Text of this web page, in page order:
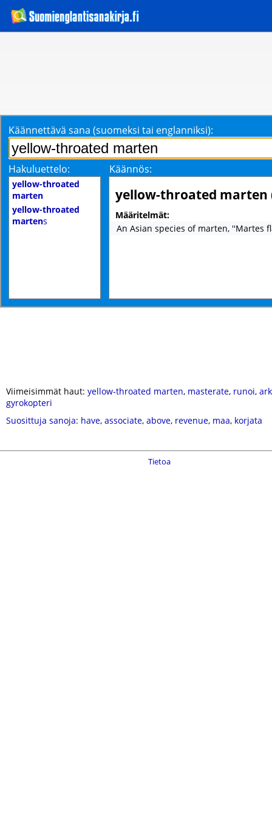
Käännettävä sana (suomeksi tai englanniksi):
Hakuluettelo: Käännös:
yellow-throated
marten
yellow-throated
martens
yellow-throated marten
Määritelmät:
An Asian species of marten, ''Martes
Viimeisimmät haut: yellow-throated marten, masterate, runoi,
gyrokopteri
Suosittuja sanoja: have, associate, above, revenue, maa, korjata
Tietoa